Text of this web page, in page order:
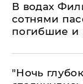
В водах
сотнями
погибшие и
"Ночь